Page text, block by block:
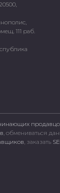
111 раб.
, обмениваться
, заказать